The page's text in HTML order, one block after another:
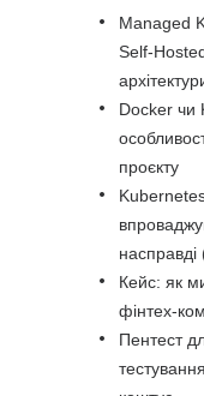
Managed
Self-
Docker чи
проєкту
насправді
Кейс: як
фінтех-
Пентест